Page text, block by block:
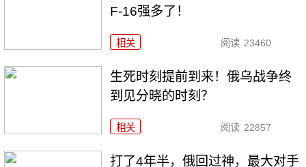
F-16强多了！
相关 阅读 23460
生死时刻提前到来！俄乌战争终
到见分晓的时刻？
相关 阅读 22857
打了4年半，俄回过神，最大对手